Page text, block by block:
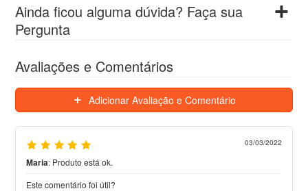
Ainda ficou alguma dúvida? Faça sua
Pergunta
Avaliações e Comentários
Adicionar Avaliação e Comentário
03/03/2022
Maria: Produto está ok.
Este comentário foi útil?